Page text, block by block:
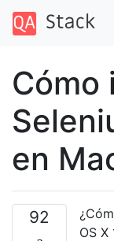
Cómo
en
92
OS